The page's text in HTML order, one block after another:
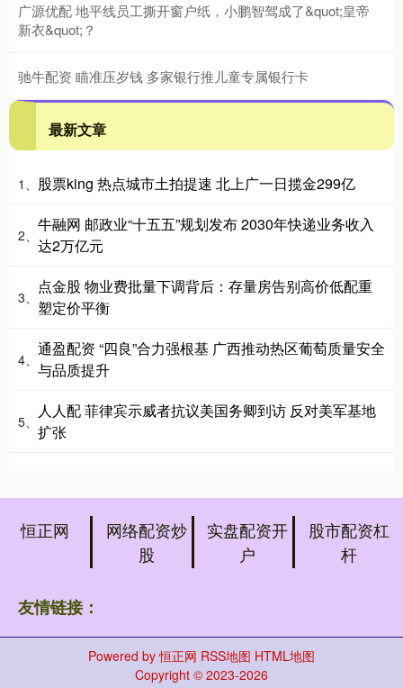
广源优配 地平线员工撕开窗户纸，小鹏智驾成了&quot;皇帝
新衣&quot;？
驰牛配资 瞄准压岁钱 多家银行推儿童专属银行卡
最新文章
1、 股票king 热点城市土拍提速 北上广一日揽金299亿
2、
牛融网 邮政业“十五五”规划发布 2030年快递业务收入
达2万亿元
3、
点金股 物业费批量下调背后：存量房告别高价低配重
塑定价平衡
4、
通盈配资 “四良”合力强根基 广西推动热区葡萄质量安全
与品质提升
5、
人人配 菲律宾示威者抗议美国务卿到访 反对美军基地
扩张
恒正网
网络配资炒
股
实盘配资开
户
股市配资杠
杆
友情链接：
Powered by恒正网 RSS地图 HTML地图
Copyright © 2023-2026